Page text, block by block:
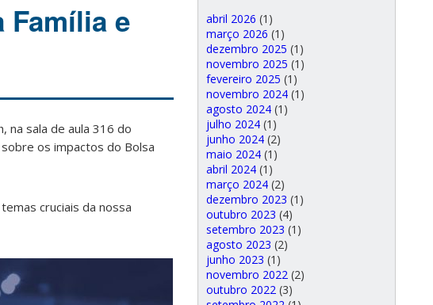
Família e
na sala de aula 316 do
sobre os impactos do Bolsa
cruciais da nossa
abril 2026 (1)
março 2026 (1)
dezembro 2025 (1)
novembro 2025 (1)
fevereiro 2025 (1)
novembro 2024 (1)
agosto 2024 (1)
julho 2024 (1)
junho 2024 (2)
maio 2024 (1)
abril 2024 (1)
março 2024 (2)
dezembro 2023 (1)
outubro 2023 (4)
setembro 2023 (1)
agosto 2023 (2)
junho 2023 (1)
novembro 2022 (2)
outubro 2022 (3)